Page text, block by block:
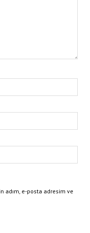
adım, e-posta adresim ve